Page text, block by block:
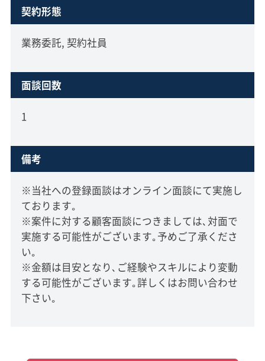
契約形態
業務委託, 契約社員
面談回数
1
備考
※当社への登録面談はオンライン面談にて実施し
ております｡
※案件に対する顧客面談につきましては､対面で
実施する可能性がございます｡予めご了承くださ
い｡
※金額は目安となり､ご経験やスキルにより変動
する可能性がございます｡詳しくはお問い合わせ
下さい｡